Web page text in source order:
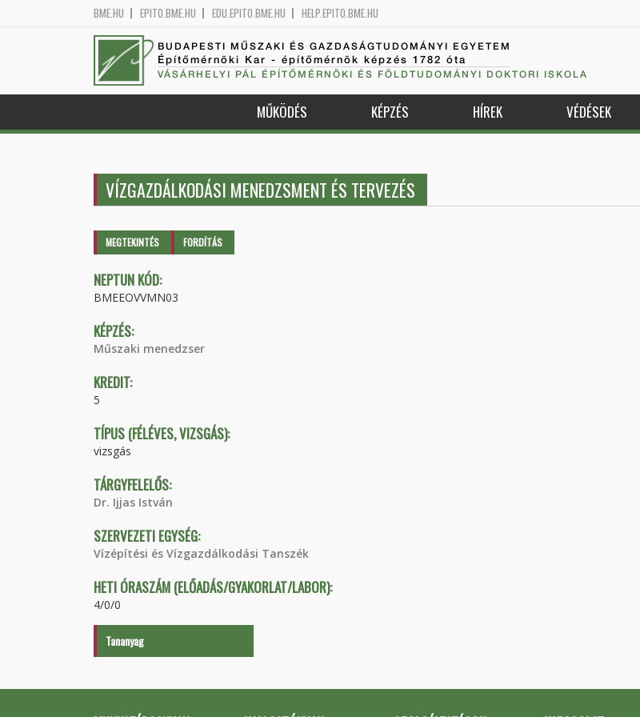
BME.HU EPITO.BME.HU EDU.EPITO.BME.HU HELP.EPITO.BME.HU
BUDAPESTI MŰSZAKI ÉS GAZDASÁGTUDOMÁNYI EGYETEM
Építőmérnöki Kar - építőmérnök képzés 1782 óta
VÁSÁRHELYI PÁL ÉPÍTŐMÉRNÖKI ÉS FÖLDTUDOMÁNYI DOKTORI ISKOLA
MŰKÖDÉS KÉPZÉS HÍREK VÉDÉSEK
VÍZGAZDÁLKODÁSI MENEDZSMENT ÉS TERVEZÉS
Elsődleges fülek
MEGTEKINTÉS (AKTÍVFORDÍTÁS
NEPTUN KÓD:
BMEEOVVMN03
KÉPZÉS:
Műszaki menedzser
KREDIT:
5
TÍPUS (FÉLÉVES, VIZSGÁS):
vizsgás
TÁRGYFELELŐS:
Dr. Ijjas István
SZERVEZETI EGYSÉG:
Vízépítési és Vízgazdálkodási Tanszék
HETI ÓRASZÁM (ELŐADÁS/GYAKORLAT/LABOR):
4/0/0
Tananyag